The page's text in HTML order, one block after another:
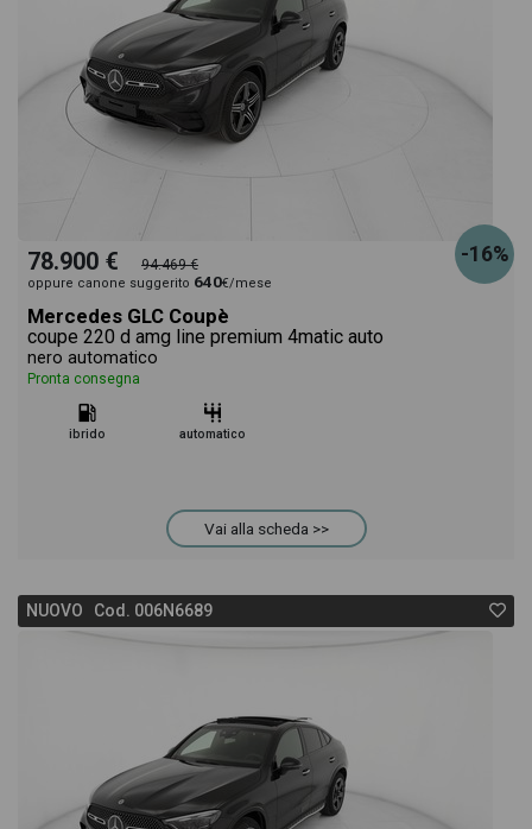
-16%
78.900 € 94.469 €
oppure canone suggerito 640€/mese
Mercedes GLC Coupè
coupe 220 d amg line premium 4matic auto
nero automatico
Pronta consegna
ibrido automatico
Vai alla scheda >>
NUOVO Cod. 006N6689